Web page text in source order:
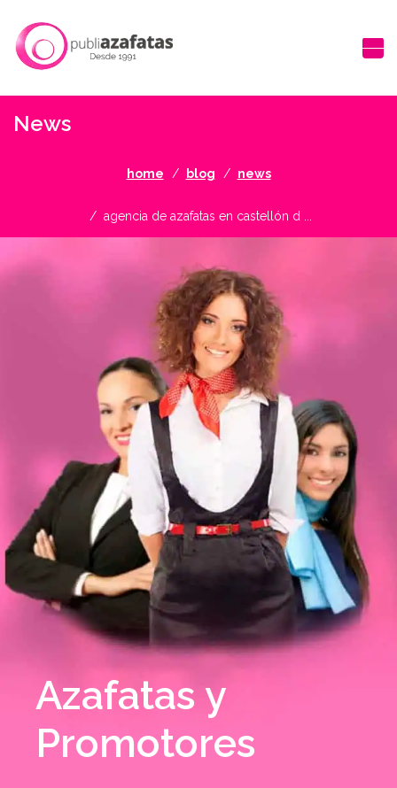
News
home blog news
agencia de azafatas en castellón d ...
Azafatas y
Promotores